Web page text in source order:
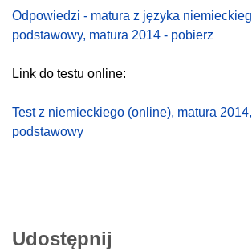
Odpowiedzi - matura z języka
podstawowy, matura 2014 - pobierz
Link do testu online:
Test z niemieckiego (online), matura
podstawowy
Udostępnij